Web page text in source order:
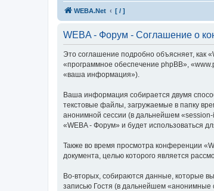
WEBA.Net [ / ]
WEBA - Форум - Соглашение о
Это соглашение подробно объясняет, как
«программное обеспечение phpBB»,
«ваша информация»).
Ваша информация собирается двумя
текстовые файлы, загружаемые в папку
анонимной сессии (в дальнейшем
«WEBA - Форум» и будет использоваться
Также во время просмотра конференции
документа, целью которого является
Во-вторых, собираются данные, которые
записью Гостя (в дальнейшем